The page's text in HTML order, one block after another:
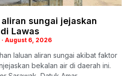
aliran sungai jejaskan
Lawas
August 6, 2026
laluan aliran sungai akibat faktor
bekalan air di daerah ini.